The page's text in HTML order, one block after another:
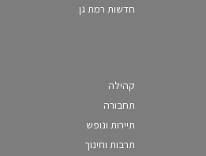
חדשות רמת גן
קהילה
תחבורה
תיירות ונופש
תרבות וחינוך